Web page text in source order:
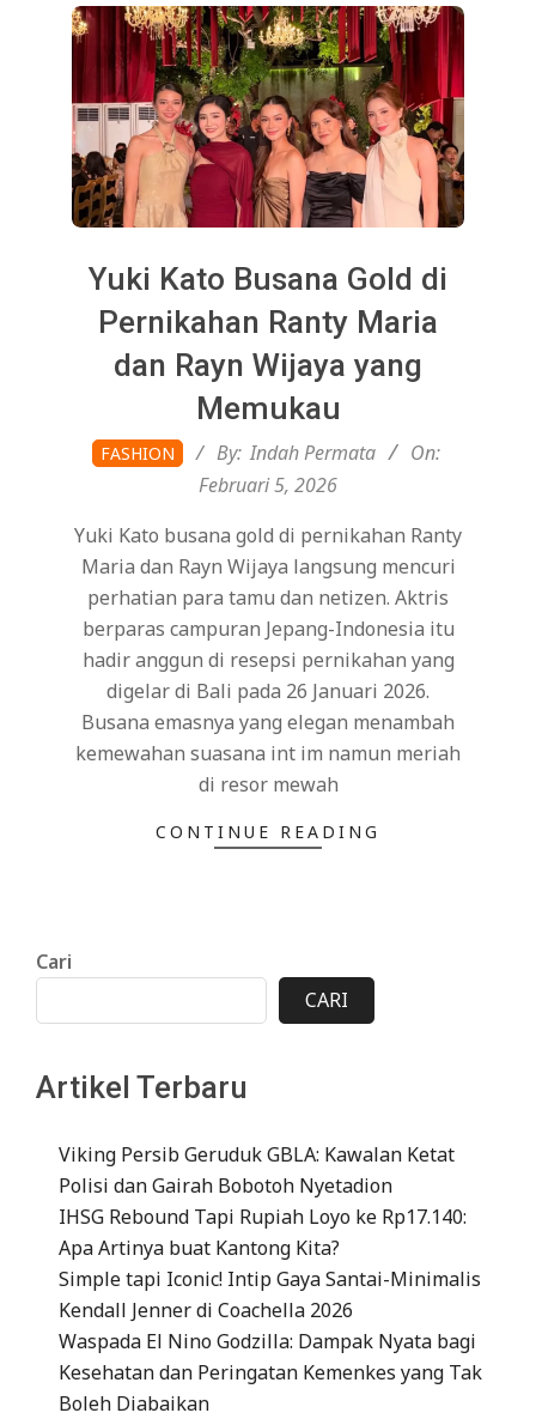
Yuki Kato Busana Gold di
Pernikahan Ranty Maria
dan Rayn Wijaya yang
Memukau
2026-
02-
FASHION By: Indah Permata
On:
Februari 5, 2026
Yuki Kato busana gold di pernikahan Ranty
Maria dan Rayn Wijaya langsung mencuri
perhatian para tamu dan netizen. Aktris
berparas campuran Jepang-Indonesia itu
hadir anggun di resepsi pernikahan yang
digelar di Bali pada 26 Januari 2026.
Busana emasnya yang elegan menambah
kemewahan suasana int im namun meriah
di resor mewah
CONTINUE READING
Cari
CARI
Artikel Terbaru
Viking Persib Geruduk GBLA: Kawalan Ketat
Polisi dan Gairah Bobotoh Nyetadion
IHSG Rebound Tapi Rupiah Loyo ke Rp17.140:
Apa Artinya buat Kantong Kita?
Simple tapi Iconic! Intip Gaya Santai-Minimalis
Kendall Jenner di Coachella 2026
Waspada El Nino Godzilla: Dampak Nyata bagi
Kesehatan dan Peringatan Kemenkes yang Tak
Boleh Diabaikan